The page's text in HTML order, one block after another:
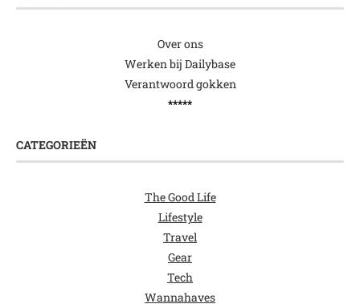
Over ons
Werken bij Dailybase
Verantwoord gokken
*****
CATEGORIEËN
The Good Life
Lifestyle
Travel
Gear
Tech
Wannahaves